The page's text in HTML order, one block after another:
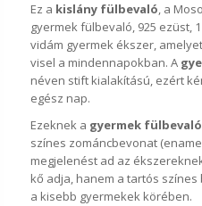
Ez a kislány fülbevaló, a
gyermek fülbevaló, 925 ezüst,
vidám gyermek ékszer,
visel a mindennapokban. A
néven stift kialakítású, ezért
egész nap.
Ezeknek a gyermek
színes zománcbevonat
megjelenést ad az
kő adja, hanem a tartós
a kisebb gyermekek körében.